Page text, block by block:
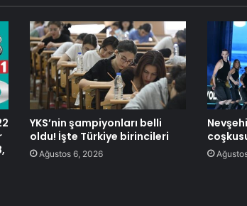
YKS’nin şampiyonları belli
oldu! İşte Türkiye birincileri
Ağustos 6, 2026